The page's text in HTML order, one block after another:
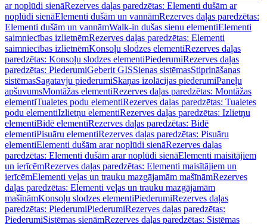
ar noplūdi sienāRezerves daļas paredzētas: Elementi dušām ar
noplūdi sienāElementi dušām un vannāmRezerves daļas paredzētas:
Elementi dušām un vannāmWalk-in dušas sienu elementiElementi
saimniecības izlietnēmRezerves daļas paredzētas: Elementi
saimniecības izlietnēmKonsoļu slodzes elementiRezerves daļas
paredzētas: Konsoļu slodzes elementiPiederumiRezerves daļas
paredzētas: PiederumiGeberit GISSienas sistēmasStiprināšanas
sistēmasSagatavju piederumiSkaņas izolācijas piederumiPaneļu
apšuvumsMontāžas elementiRezerves daļas paredzētas: Montāžas
elementiTualetes podu elementiRezerves daļas paredzētas: Tualetes
podu elementiIzlietņu elementiRezerves daļas paredzētas: Izlietņu
elementiBidē elementiRezerves daļas paredzētas: Bidē
elementiPisuāru elementiRezerves daļas paredzētas: Pisuāru
elementiElementi dušām arar noplūdi sienāRezerves daļas
paredzētas: Elementi dušām arar noplūdi sienāElementi maisītājiem
un ierīcēmRezerves daļas paredzētas: Elementi maisītājiem un
ierīcēmElementi veļas un trauku mazgājamām mašīnāmRezerves
daļas paredzētas: Elementi veļas un trauku mazgājamām
mašīnāmKonsoļu slodzes elementiPiederumiRezerves daļas
paredzētas: PiederumiPiederumiRezerves daļas paredzētas:
PiederumiSistēmas sienāmRezerves daļas paredzētas: Sistēmas